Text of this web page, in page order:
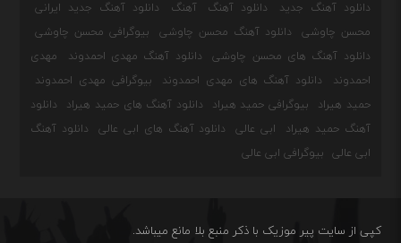
دانلود آهنگ جدید دانلود آهنگ آهنگ
دانلود آهنگ جدید ایرانی
محسن چاوشی
دانلود آهنگ محسن چاوشی
بیوگرافی محسن چاوشی
دانلود آهنگ های محسن چاوشی
دانلود آهنگ مهدی احمدوند
مهدی
احمدوند
دانلود آهنگ های مهدی احمدوند
بیوگرافی مهدی احمدوند
حمید هیراد
بیوگرافی حمید هیراد دانلود آهنگ های حمید هیراد
دانلود
آهنگ حمید هیراد
ابی عالی دانلود آهنگ های ابی عالی
دانلود آهنگ
ابی عالی
بیوگرافی ابی عالی
کپی از سایت پیر موزیک با ذکر منبع بلا مانع میباشد.